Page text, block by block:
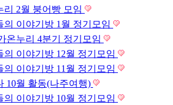
리 2월 붕어빵 모임
의 이야기방 1월 정기모임
온누리 4분기 정기모임
의 이야기방 12월 정기모임
의 이야기방 11월 정기모임
10월 활동(나주여행)
의 이야기방 10월 정기모임